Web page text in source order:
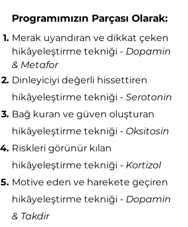
Programımızın Parçası Olarak:
Merak uyandıran ve dikkat çeken
hikâyeleştirme tekniği - Dopamin
& Metafor
Dinleyiciyi değerli hissettiren
hikâyeleştirme tekniği - Serotonin
Bağ kuran ve güven oluşturan
hikâyeleştirme tekniği - Oksitosin
Riskleri görünür kılan
hikâyeleştirme tekniği - Kortizol
Motive eden ve harekete geçiren
hikâyeleştirme tekniği - Dopamin
& Takdir